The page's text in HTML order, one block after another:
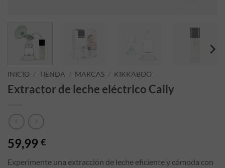
INICIO / TIENDA / MARCAS / KIKKABOO
Extractor de leche eléctrico Caily
59,99 €
Experimente una extracción de leche eficiente y cómoda con